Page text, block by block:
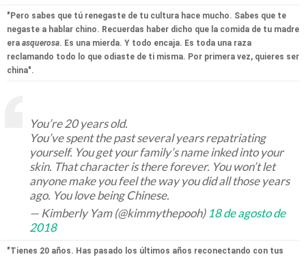
"Pero sabes que tú renegaste de tu cultura hace mucho. Sabes que te
negaste a hablar chino. Recuerdas haber dicho que la comida de tu madre
era asquerosa. Es una mierda. Y todo encaja. Es toda una raza
reclamando todo lo que odiaste de ti misma. Por primera vez, quieres ser
china".
You’re 20 years old.
You’ve spent the past several years repatriating
yourself. You get your family’s name inked into your
skin. That character is there forever. You won’t let
anyone make you feel the way you did all those years
ago. You love being Chinese.
— Kimberly Yam (@kimmythepooh) 18 de agosto de
2018
"Tienes 20 años. Has pasado los últimos años reconectando con tus